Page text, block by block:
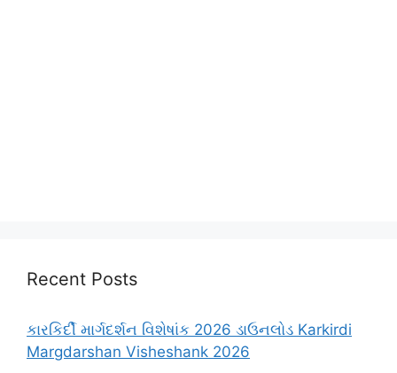
Recent Posts
કારકિર્દી માર્ગદર્શન વિશેષાંક 2026 ડાઉનલોડ Karkirdi
Margdarshan Visheshank 2026